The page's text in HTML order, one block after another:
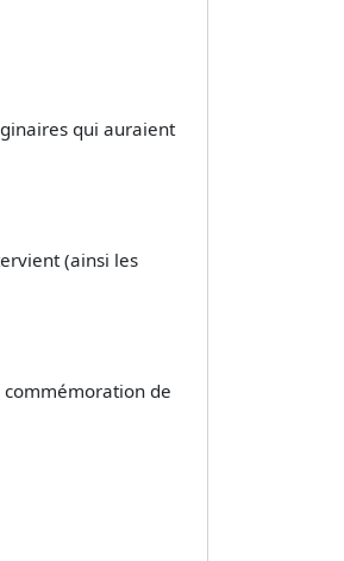
qui auraient
(ainsi les
de